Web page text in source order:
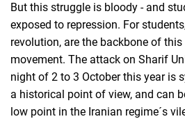
But this struggle is bloody - and
exposed to repression. For
revolution, are the backbone of
movement. The attack on Sharif
night of 2 to 3 October this year is
a historical point of view, and can
low point in the Iranian regime´s